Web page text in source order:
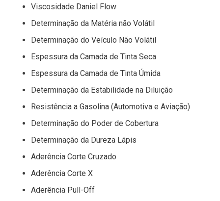
Viscosidade Daniel Flow
Determinação da Matéria não Volátil
Determinação do Veículo Não Volátil
Espessura da Camada de Tinta Seca
Espessura da Camada de Tinta Úmida
Determinação da Estabilidade na Diluição
Resistência a Gasolina (Automotiva e Aviação)
Determinação do Poder de Cobertura
Determinação da Dureza Lápis
Aderência Corte Cruzado
Aderência Corte X
Aderência Pull-Off